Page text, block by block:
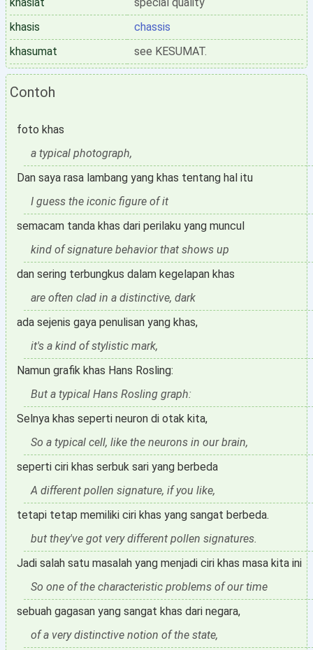
khasis
chassis
khasumat
see KESUMAT.
Contoh
foto khas
a typical photograph,
Dan saya rasa lambang yang khas tentang hal itu
I guess the iconic figure of it
semacam tanda khas dari perilaku yang muncul
kind of signature behavior that shows up
dan sering terbungkus dalam kegelapan khas
are often clad in a distinctive, dark
ada sejenis gaya penulisan yang khas,
it's a kind of stylistic mark,
Namun grafik khas Hans Rosling:
But a typical Hans Rosling graph:
Selnya khas seperti neuron di otak kita,
So a typical cell, like the neurons in our brain,
seperti ciri khas serbuk sari yang berbeda
A different pollen signature, if you like,
tetapi tetap memiliki ciri khas yang sangat berbeda.
but they've got very different pollen signatures.
Jadi salah satu masalah yang menjadi ciri khas masa kita ini
So one of the characteristic problems of our time
sebuah gagasan yang sangat khas dari negara,
of a very distinctive notion of the state,